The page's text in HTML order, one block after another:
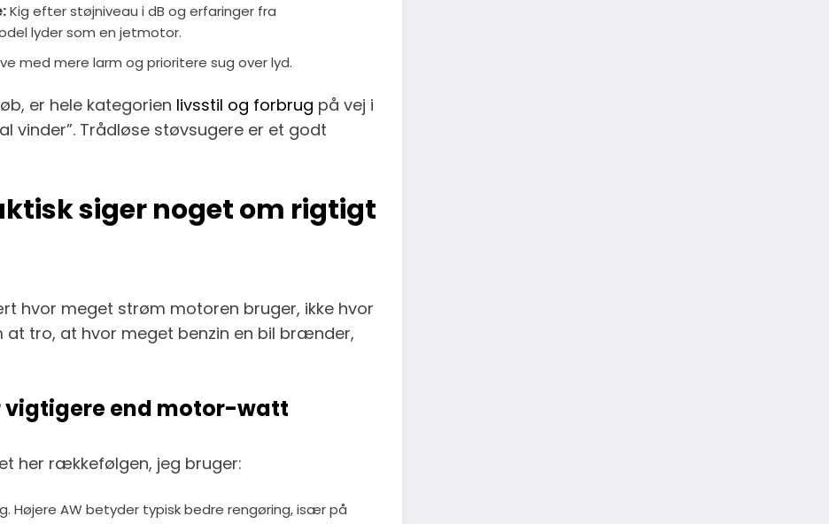
Kig efter støjniveau i dB og erfaringer fra
lyder som en jetmotor.
med mere larm og prioritere sug over lyd.
er hele kategorien livsstil og forbrug på vej i
vinder”. Trådløse støvsugere er et godt
siger noget om rigtigt
hvor meget strøm motoren bruger, ikke hvor
at tro, at hvor meget benzin en bil brænder,
vigtigere end motor-watt
her rækkefølgen, jeg bruger:
Højere AW betyder typisk bedre rengøring, især på